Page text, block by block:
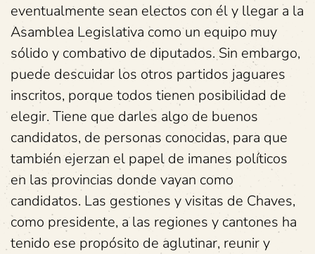
eventualmente sean electos con él y llegar a la
Asamblea Legislativa como un equipo muy
sólido y combativo de diputados. Sin embargo,
puede descuidar los otros partidos jaguares
inscritos, porque todos tienen posibilidad de
elegir. Tiene que darles algo de buenos
candidatos, de personas conocidas, para que
también ejerzan el papel de imanes políticos
en las provincias donde vayan como
candidatos. Las gestiones y visitas de Chaves,
como presidente, a las regiones y cantones ha
tenido ese propósito de aglutinar, reunir y